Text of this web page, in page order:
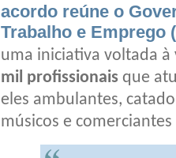
acordo reúne o
Trabalho e Emprego
uma iniciativa voltada à
mil profissionais que
eles ambulantes,
músicos e